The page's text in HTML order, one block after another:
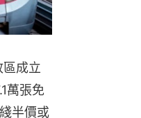
區成立
萬張免
半價或